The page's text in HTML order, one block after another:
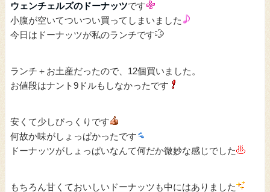
ウェンチェルズのドーナッツです
小腹が空いてついつい買ってしまいました
今日はドーナッツが私のランチです
ランチ＋お土産だったので、12個買いました。
お値段はナント9ドルもしなかったです
安くて少しびっくりです
何故か味がしょっぱかったです
ドーナッツがしょっぱいなんて何だか微妙な感じでした
もちろん甘くておいしいドーナッツも中にはありました